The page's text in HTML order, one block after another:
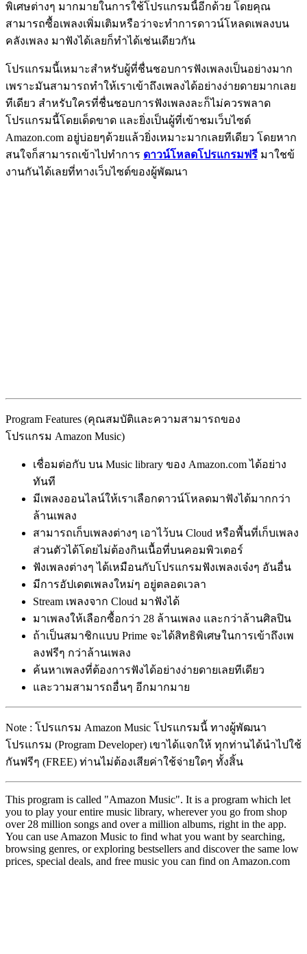
พิเศษต่างๆ มากมายในการใช้โปรแกรมนี้อีกด้วย โดยคุณ
สามารถซื้อเพลงเพิ่มเติมหรือว่าจะทำการดาวน์โหลดเพลงบน
คลังเพลง มาฟังได้เลยก็ทำได้เช่นเดียวกัน
โปรแกรมนี้เหมาะสำหรับผู้ที่ชื่นชอบการฟังเพลงเป็นอย่างมาก
เพราะมันสามารถทำให้เราเข้าถึงเพลงได้อย่างง่ายดายมากเลย
ทีเดียว สำหรับใครที่ชื่นชอบการฟังเพลงละก็ไม่ควรพลาด
โปรแกรมนี้โดยเด็ดขาด และยิ่งเป็นผู้ที่เข้าชมเว็บไซต์
Amazon.com อยู่บ่อยๆด้วยแล้วยิ่งเหมาะมากเลยทีเดียว โดยหาก
สนใจก็สามารถเข้าไปทำการ ดาวน์โหลดโปรแกรมฟรี มาใชข้
งานกันได้เลยที่ทางเว็บไซต์ของผู้พัฒนา
Program Features (คุณสมบัติและความสามารถของ
โปรแกรม Amazon Music)
เชื่อมต่อกับ บน Music library ของ Amazon.com ได้อย่าง
ทันที
มีเพลงออนไลน์ให้เราเลือกดาวน์โหลดมาฟังได้มากกว่า
ล้านเพลง
สามารถเก็บเพลงต่างๆ เอาไว้บน Cloud หรือพื้นที่เก็บเพลง
ส่วนตัวได้โดยไม่ต้องกินเนื้อที่บนคอมพิวเตอร์
ฟังเพลงต่างๆ ได้เหมือนกับโปรแกรมฟังเพลงเจ๋งๆ อันอื่น
มีการอัปเดตเพลงใหม่ๆ อยู่ตลอดเวลา
Stream เพลงจาก Cloud มาฟังได้
มาเพลงให้เลือกซื้อกว่า 28 ล้านเพลง และกว่าล้านศิลปิน
ถ้าเป็นสมาชิกแบบ Prime จะได้สิทธิพิเศษในการเข้าถึงเพ
ลงฟรีๆ กว่าล้านเพลง
ค้นหาเพลงที่ต้องการฟังได้อย่างง่ายดายเลยทีเดียว
และวามสามารถอื่นๆ อีกมากมาย
Note : โปรแกรม Amazon Music โปรแกรมนี้ ทางผู้พัฒนา
โปรแกรม (Program Developer) เขาได้แจกให้ ทุกท่านได้นำไปใช้
กันฟรีๆ (FREE) ท่านไม่ต้องเสียค่าใช้จ่ายใดๆ ทั้งสิ้น
This program is called "Amazon Music". It is a program which let
you to play your entire music library, wherever you go from shop
over 28 million songs and over a million albums, right in the app.
You can use Amazon Music to find what you want by searching,
browsing genres, or exploring bestsellers and discover the same low
prices, special deals, and free music you can find on Amazon.com